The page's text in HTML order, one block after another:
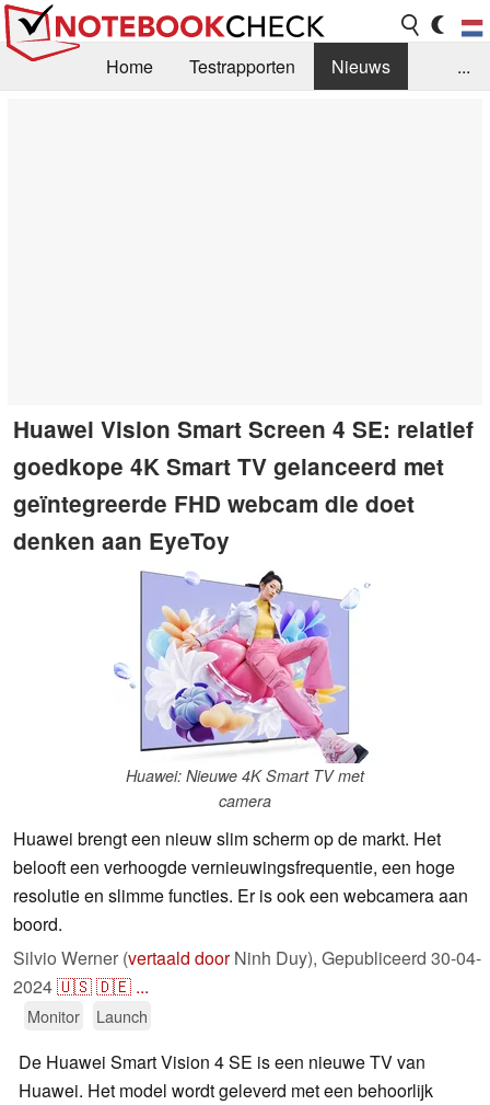
Home Testrapporten
Nieuws
...
Huawei Vision Smart Screen 4 SE: relatief
goedkope 4K Smart TV gelanceerd met
geïntegreerde FHD webcam die doet
denken aan EyeToy
Huawei: Nieuwe 4K Smart TV met
camera
Huawei brengt een nieuw slim scherm op de markt. Het
belooft een verhoogde vernieuwingsfrequentie, een hoge
resolutie en slimme functies. Er is ook een webcamera aan
boord.
Silvio Werner (vertaald doorNinh Duy), Gepubliceerd 30-04-
2024🇺🇸🇩🇪 ...
Monitor Launch
De Huawei Smart Vision 4 SE is een nieuwe TV van
Huawei. Het model wordt geleverd met een behoorlijk